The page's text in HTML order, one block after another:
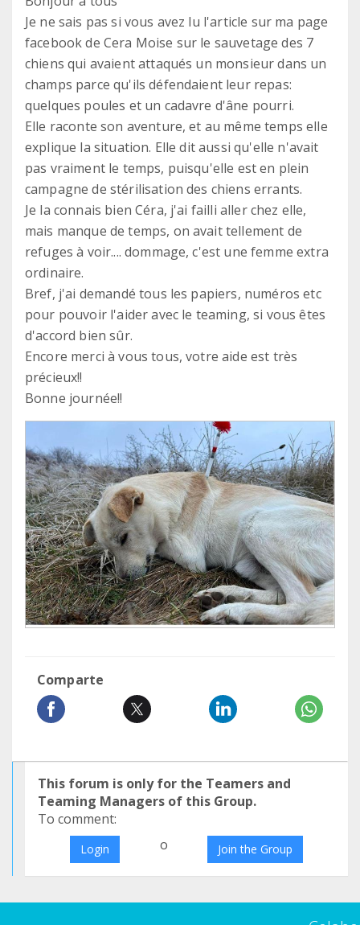
Je ne sais pas si vous avez lu l'article sur ma page
facebook de Cera Moise sur le sauvetage des 7
chiens qui avaient attaqués un monsieur dans un
champs parce qu'ils défendaient leur repas:
quelques poules et un cadavre d'âne pourri.
Elle raconte son aventure, et au même temps elle
explique la situation. Elle dit aussi qu'elle n'avait
pas vraiment le temps, puisqu'elle est en plein
campagne de stérilisation des chiens errants.
Je la connais bien Céra, j'ai failli aller chez elle,
mais manque de temps, on avait tellement de
refuges à voir.... dommage, c'est une femme extra
ordinaire.
Bref, j'ai demandé tous les papiers, numéros etc
pour pouvoir l'aider avec le teaming, si vous êtes
d'accord bien sûr.
Encore merci à vous tous, votre aide est très
précieux!!
Bonne journée!!
Comparte
This forum is only for the Teamers and
Teaming Managers of this Group.
To comment:
Login o Join the Group